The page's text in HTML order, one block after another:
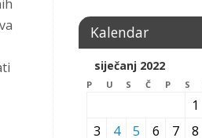
Kalendar
siječanj 2022
P U S Č P S
1
3
4 5 6 7 8